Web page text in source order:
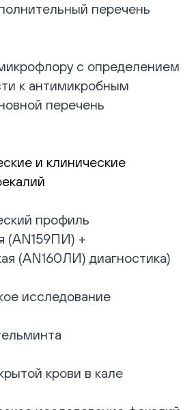
перечень
с определением
к антимикробным
перечень
и клинические
профиль
(AN159ПИ) +
(AN160ЛИ) диагностика)
исследование
крови в кале